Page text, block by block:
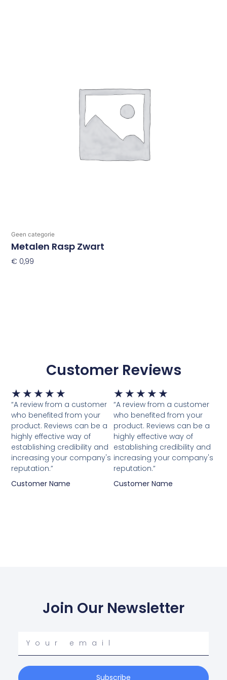
Geen categorie
Metalen Rasp Zwart
€ 0,99
Customer Reviews
★ ★ ★ ★ ★ Waardering
5
van
5
“A review from a customer
who benefited from your
product. Reviews can be a
highly effective way of
establishing credibility and
increasing your company's
reputation.”
Customer Name
★ ★ ★ ★ ★
5
van
5
“A review from a customer
who benefited from your
product. Reviews can be a
highly effective way of
establishing credibility and
increasing your company's
reputation.”
Customer Name
Join Our Newsletter
email
Subscribe